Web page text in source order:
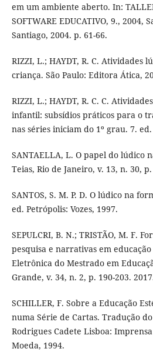
em um ambiente aberto. In:
SOFTWARE EDUCATIVO, 9., 2004,
Santiago, 2004. p. 61-66.
RIZZI, L.; HAYDT, R. C. Atividades
criança. São Paulo: Editora Ática,
RIZZI, L.; HAYDT, R. C. C.
infantil: subsídios práticos para o
nas séries iniciam do 1º grau. 7.
SANTAELLA, L. O papel do lúdico
Teias, Rio de Janeiro, v. 13, n. 30,
SANTOS, S. M. P. D. O lúdico na
ed. Petrópolis: Vozes, 1997.
SEPULCRI, B. N.; TRISTÃO, M. F.
pesquisa e narrativas em
Eletrônica do Mestrado em
Grande, v. 34, n. 2, p. 190-203.
SCHILLER, F. Sobre a Educação
numa Série de Cartas. Tradução
Rodrigues Cadete Lisboa:
Moeda, 1994.